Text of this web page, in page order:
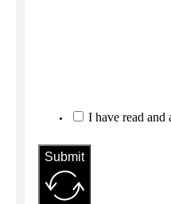
I have read and
Submit